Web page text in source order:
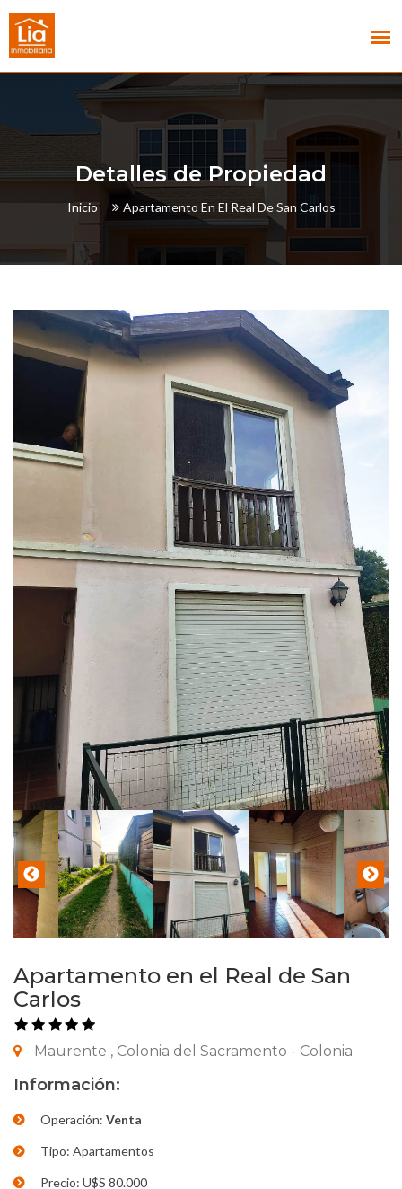
Detalles de Propiedad
Inicio Apartamento En El Real De San Carlos
Apartamento en el Real de San
Carlos
Maurente , Colonia del Sacramento - Colonia
Información:
Operación: Venta
Tipo: Apartamentos
Precio: U$S 80.000